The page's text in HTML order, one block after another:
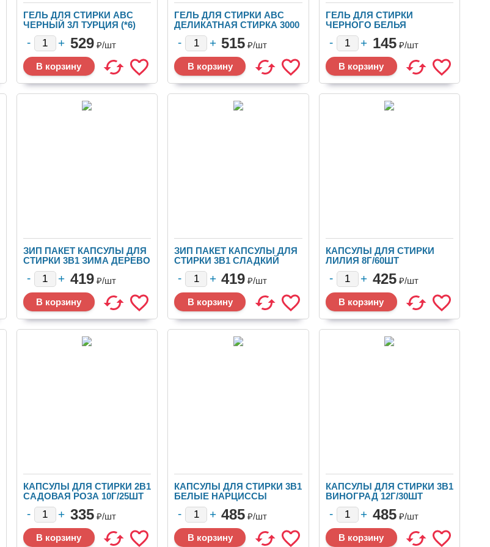
ГЕЛЬ ДЛЯ СТИРКИ ABC
ЧЕРНЫЙ 3Л ТУРЦИЯ (*6)
529 ₽/шт
ГЕЛЬ ДЛЯ СТИРКИ ABC
ДЕЛИКАТНАЯ СТИРКА 3000
ML ТУРЦИЯ (*6)
515 ₽/шт
ГЕЛЬ ДЛЯ СТИРКИ
ЧЕРНОГО БЕЛЬЯ
PRODOXA 1Л
145 ₽/шт
ЗИП ПАКЕТ КАПСУЛЫ ДЛЯ
СТИРКИ 3В1 ЗИМА ДЕРЕВО
15Г/30ШТ
419 ₽/шт
ЗИП ПАКЕТ КАПСУЛЫ ДЛЯ
СТИРКИ 3В1 СЛАДКИЙ
ПЕРСИК 15Г/30ШТ
419 ₽/шт
КАПСУЛЫ ДЛЯ СТИРКИ
ЛИЛИЯ 8Г/60ШТ
12УП.ЯЩ.ТР1-13
425 ₽/шт
КАПСУЛЫ ДЛЯ СТИРКИ 2В1
САДОВАЯ РОЗА 10Г/25ШТ
12УП.ЯЩ.ТР1-11
335 ₽/шт
КАПСУЛЫ ДЛЯ СТИРКИ 3В1
БЕЛЫЕ НАРЦИССЫ
12Г/30ШТ 12УП.ЯЩ.ТР1-10
485 ₽/шт
КАПСУЛЫ ДЛЯ СТИРКИ 3В1
ВИНОГРАД 12Г/30ШТ
12УП..ЯЩ. ТР1-9
485 ₽/шт